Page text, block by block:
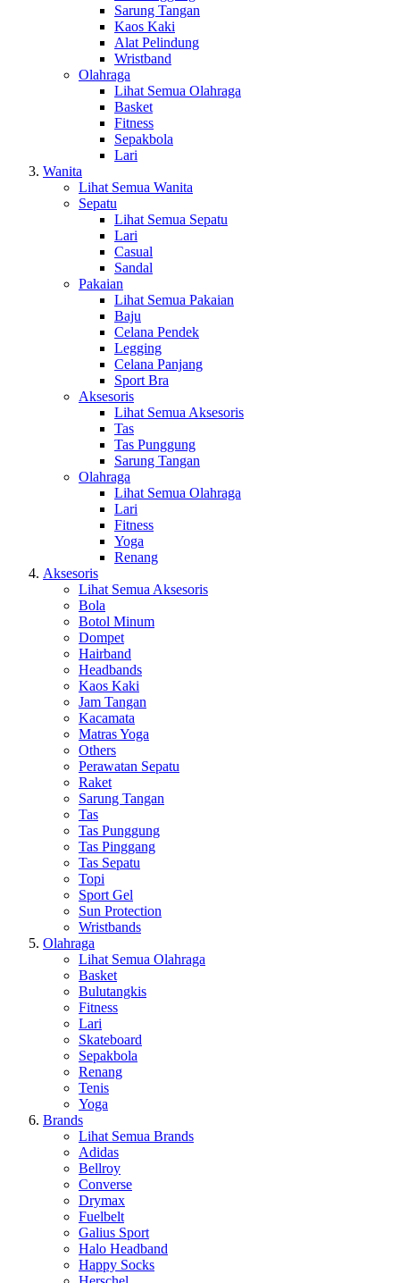
Sarung Tangan
Kaos Kaki
Alat Pelindung
Wristband
Olahraga
Lihat Semua Olahraga
Basket
Fitness
Sepakbola
Lari
Wanita
Lihat Semua Wanita
Sepatu
Lihat Semua Sepatu
Lari
Casual
Sandal
Pakaian
Lihat Semua Pakaian
Baju
Celana Pendek
Legging
Celana Panjang
Sport Bra
Aksesoris
Lihat Semua Aksesoris
Tas
Tas Punggung
Sarung Tangan
Olahraga
Lihat Semua Olahraga
Lari
Fitness
Yoga
Renang
Aksesoris
Lihat Semua Aksesoris
Bola
Botol Minum
Dompet
Hairband
Headbands
Kaos Kaki
Jam Tangan
Kacamata
Matras Yoga
Others
Perawatan Sepatu
Raket
Sarung Tangan
Tas
Tas Punggung
Tas Pinggang
Tas Sepatu
Topi
Sport Gel
Sun Protection
Wristbands
Olahraga
Lihat Semua Olahraga
Basket
Bulutangkis
Fitness
Lari
Skateboard
Sepakbola
Renang
Tenis
Yoga
Brands
Lihat Semua Brands
Adidas
Bellroy
Converse
Drymax
Fuelbelt
Galius Sport
Halo Headband
Happy Socks